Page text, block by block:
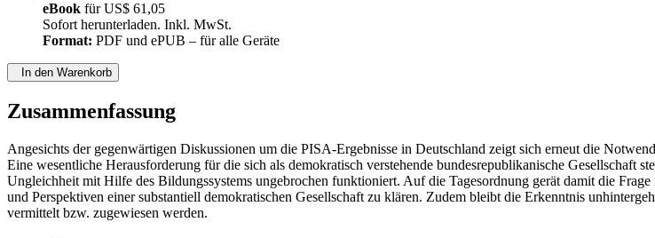
eBook fürUS$ 61,05
Sofort herunterladen. Inkl. MwSt.
Format: PDF und ePUB – für alle Geräte
In den Warenkorb
Zusammenfassung
Angesichts der gegenwärtigen Diskussionen um die PISA-Ergebnisse in Deutschland zeigt sich erneut die
Eine wesentliche Herausforderung für die sich als demokratisch verstehende bundesrepublikanische Gesellschaft
Ungleichheit mit Hilfe des Bildungssystems ungebrochen funktioniert. Auf die Tagesordnung gerät damit die
und Perspektiven einer substantiell demokratischen Gesellschaft zu klären. Zudem bleibt die Erkenntnis
vermittelt bzw. zugewiesen werden.